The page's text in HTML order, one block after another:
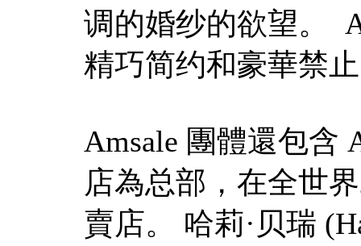
调的婚纱的欲望。
精巧简约和豪華禁
Amsale 團體還包含
店為总部，在全世
賣店。 哈莉·贝瑞